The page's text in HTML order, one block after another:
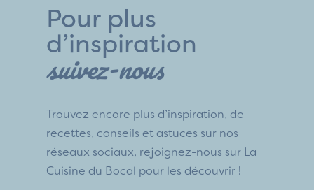
Pour plus
d’inspiration
suivez-nous
Trouvez encore plus d’inspiration, de
recettes, conseils et astuces sur nos
réseaux sociaux, rejoignez-nous sur La
Cuisine du Bocal pour les découvrir !